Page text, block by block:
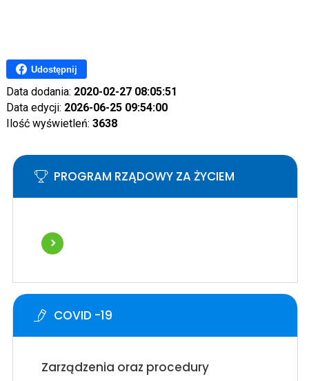
Udostępnij
Data dodania: 2020-02-27 08:05:51
Data edycji: 2026-06-25 09:54:00
Ilość wyświetleń: 3638
PROGRAM RZĄDOWY ZA ŻYCIEM
COVID -19
Zarządzenia oraz procedury